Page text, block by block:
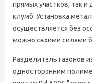
прямых участков, так и
клумб. Установка
осуществляется без
можно своими силами
Разделитель газонов
односторонним